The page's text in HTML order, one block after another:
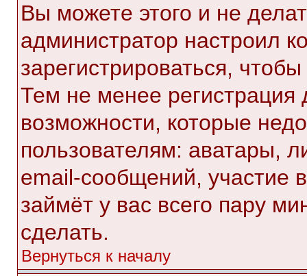
Вы можете этого и не
администратор настроил
зарегистрироваться,
Тем не менее
возможности, которые
пользователям: аватары,
email-сообщений, участие
займёт у вас всего пару
сделать.
Вернуться к началу